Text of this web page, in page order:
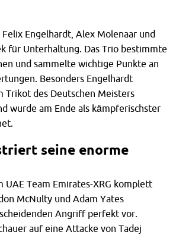
Engelhardt, Alex Molenaar und
für Unterhaltung. Das Trio bestimmte
und sammelte wichtige Punkte an
Besonders Engelhardt
Trikot des Deutschen Meisters
wurde am Ende als kämpferischster
seine enorme
UAE Team Emirates-XRG komplett
McNulty und Adam Yates
Angriff perfekt vor.
auf eine Attacke von Tadej